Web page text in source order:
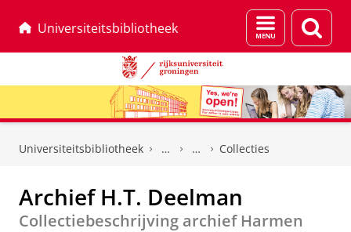
Universiteitsbibliotheek
Menu
en
Universiteitsbibliotheek Collecties
Archief H.T. Deelman
Collectiebeschrijving archief Harmen